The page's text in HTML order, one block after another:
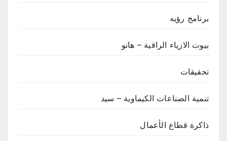
برنامج رؤيه
بيوت الازياء الراقية – هانو
تحقيقات
تنمية الصناعات الكيماوية – سيد
ذاكرة قطاع الأعمال